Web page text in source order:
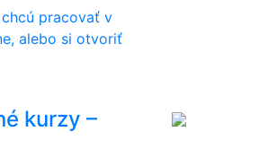
pracovať v
alebo si otvoriť
kurzy –